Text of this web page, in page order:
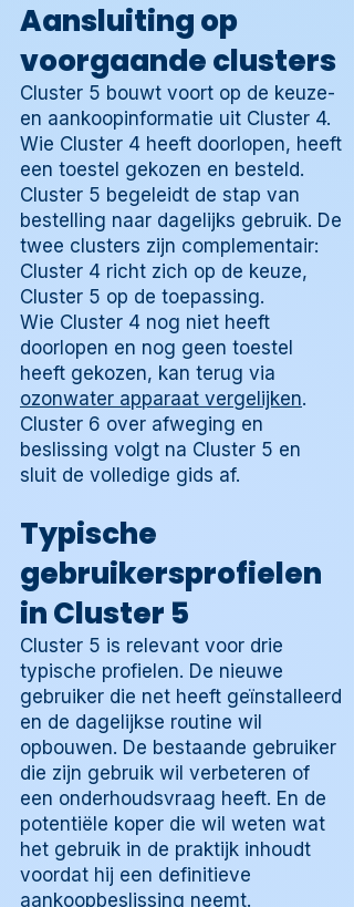
Aansluiting op
voorgaande clusters
Cluster 5 bouwt voort op de keuze-
en aankoopinformatie uit Cluster 4.
Wie Cluster 4 heeft doorlopen, heeft
een toestel gekozen en besteld.
Cluster 5 begeleidt de stap van
bestelling naar dagelijks gebruik. De
twee clusters zijn complementair:
Cluster 4 richt zich op de keuze,
Cluster 5 op de toepassing.
Wie Cluster 4 nog niet heeft
doorlopen en nog geen toestel
heeft gekozen, kan terug via
ozonwater apparaat vergelijken.
Cluster 6 over afweging en
beslissing volgt na Cluster 5 en
sluit de volledige gids af.
Typische
gebruikersprofielen
in Cluster 5
Cluster 5 is relevant voor drie
typische profielen. De nieuwe
gebruiker die net heeft geïnstalleerd
en de dagelijkse routine wil
opbouwen. De bestaande gebruiker
die zijn gebruik wil verbeteren of
een onderhoudsvraag heeft. En de
potentiële koper die wil weten wat
het gebruik in de praktijk inhoudt
voordat hij een definitieve
aankoopbeslissing neemt.